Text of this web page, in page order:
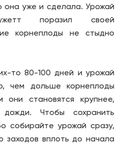
она уже и сделала. Урожай
поразил своей
корнеплоды не стыдно
то 80-100 дней и урожай
чем дольше корнеплоды
становятся крупнее,
Чтобы сохранить
собирайте урожай сразу,
заходов вплоть до начала